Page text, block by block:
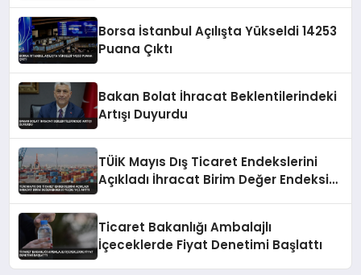
Borsa İstanbul Açılışta Yükseldi 14253
Puana Çıktı
Bakan Bolat İhracat Beklentilerindeki
Artışı Duyurdu
TÜİK Mayıs Dış Ticaret Endekslerini
Açıkladı İhracat Birim Değer Endeksi
Ticaret Bakanlığı Ambalajlı
İçeceklerde Fiyat Denetimi Başlattı